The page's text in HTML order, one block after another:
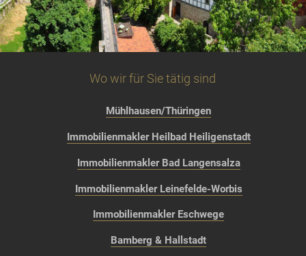
Wo wir für Sie tätig sind
Mühlhausen/Thüringen
Immobilienmakler Heilbad Heiligenstadt
Immobilienmakler Bad Langensalza
Immobilienmakler Leinefelde-Worbis
Immobilienmakler Eschwege
Bamberg & Hallstadt